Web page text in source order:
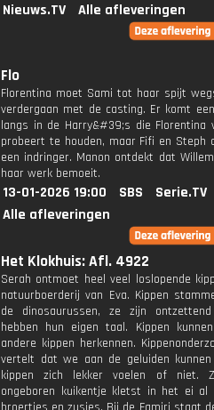
Nieuws.TV
Alle afleveringen
Flo
Florentina moet Sami tot haar spijt
verdergaan met de casting. Er komt
langs in de Harry&#39;s die Florentina
probeert te houden, maar Fifi en Steph
een indringer. Manon ontdekt dat
haar werk bemoeit.
13-01-2026 19:00 SBS
Serie.TV
Alle afleveringen
Het Klokhuis: Afl. 4922
Serah ontmoet heel veel loslopende
natuurboerderij van Eva. Kippen
de dinosaurussen, ze zijn
hebben hun eigen taal. Kippen
andere kippen herkennen.
vertelt dat we aan de geluiden
kippen zich lekker voelen of niet.
ongeboren kuikentje kletst in het ei al